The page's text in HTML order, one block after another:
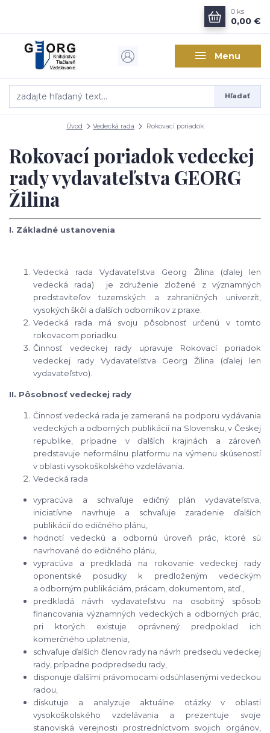
Menu
Hľadať
0 ks
0,00 €
Úvod Vedecká rada Rokovací poriadok
Rokovací poriadok vedeckej
rady vydavateľstva GEORG
Žilina
I. Základné ustanovenia
Vedecká rada Vydavateľstva Georg Žilina (ďalej len
vedecká rada) je združenie zložené z významných
predstaviteľov tuzemských a zahraničných univerzít,
vysokých škôl a ďalších odborníkov z praxe.
Vedecká rada má svoju pôsobnosť určenú v tomto
rokovacom poriadku.
Činnosť vedeckej rady upravuje Rokovací poriadok
vedeckej rady Vydavateľstva Georg Žilina (ďalej len
vydavateľstvo).
II. Pôsobnosť vedeckej rady
Činnosť vedecká rada je zameraná na podporu vydávania
vedeckých a odborných publikácií na Slovensku, v Českej
republike, prípadne v ďalších krajinách a zároveň
predstavuje neformálnu platformu na výmenu skúseností
v oblasti vysokoškolského vzdelávania.
Vedecká rada
vypracúva a schvaľuje edičný plán vydavateľstva,
iniciatívne navrhuje a schvaľuje zaradenie ďalších
publikácií do edičného plánu,
hodnotí vedeckú a odbornú úroveň prác, ktoré sú
navrhované do edičného plánu,
vypracúva a predkladá na rokovanie vedeckej rady
oponentské posudky k predloženým vedeckým
a odborným publikáciám, prácam, dokumentom, atď.,
predkladá návrh vydavateľstvu na osobitný spôsob
financovania významných vedeckých a odborných prác,
pri ktorých existuje oprávnený predpoklad ich
komerčného uplatnenia,
schvaľuje ďalších členov rady na návrh predsedu vedeckej
rady, prípadne podpredsedu rady,
disponuje ďalšími právomocami odsúhlasenými vedeckou
radou,
diskutuje a analyzuje aktuálne otázky v oblasti
vysokoškolského vzdelávania a prezentuje svoje
stanoviská verejnosti prostredníctvom svojich orgánov,